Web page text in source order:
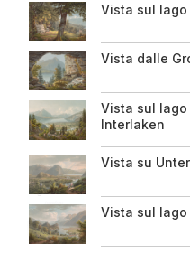
Vista sul
Vista dalle
Vista sul
Interlaken
Vista su
Vista sul lago
Light